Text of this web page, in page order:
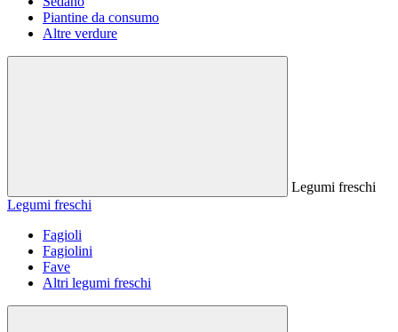
Piantine da consumo
Altre verdure
Legumi freschi
Legumi freschi
Fagioli
Fagiolini
Fave
Altri legumi freschi